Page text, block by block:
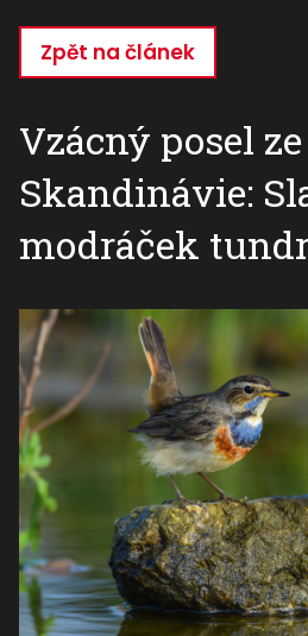
hlavnímu
Zpět na článek
Vzácný posel ze
Skandinávie:
modráček